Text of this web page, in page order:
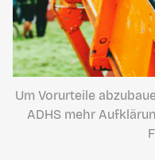
Um Vorurteile
ADHS mehr